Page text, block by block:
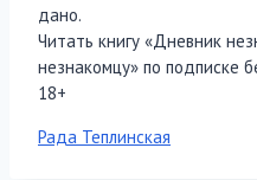
дано.
Читать книгу «Дневник
незнакомцу» по подписке
18+
Метки
Рада Теплинская